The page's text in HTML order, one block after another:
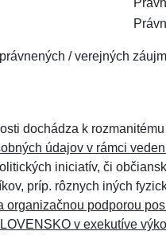
/ verejných
dochádza k
údajov v rámci
iniciatív, či
príp. rôznych iných
organizačnou podporou
v exekutíve